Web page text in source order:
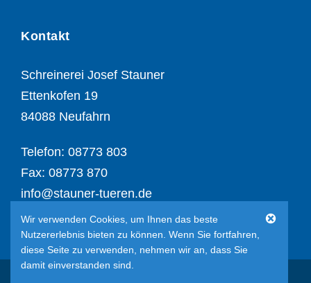
Kontakt
Schreinerei Josef Stauner
Ettenkofen 19
84088 Neufahrn
Telefon: 08773 803
Fax: 08773 870
info@stauner-tueren.de
Wir verwenden Cookies, um Ihnen das beste
Nutzererlebnis bieten zu können. Wenn Sie fortfahren,
diese Seite zu verwenden, nehmen wir an, dass Sie
damit einverstanden sind.